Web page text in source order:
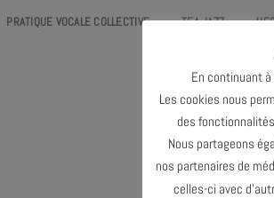
PRATIQUE VOCALE COLLECTIVE TEA JAZZ
Pas
Le
En continuant
Les cookies nous
des
Nous partageons
nos partenaires de
celles-ci avec